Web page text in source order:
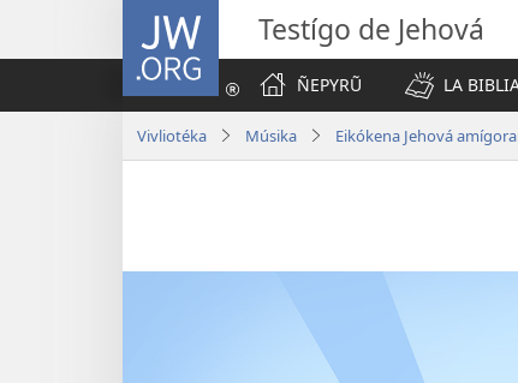
JW.ORG Testígo de Jehová
ÑEPYRŨ
LA
Vivliotéka Músika Eikókena Jehová